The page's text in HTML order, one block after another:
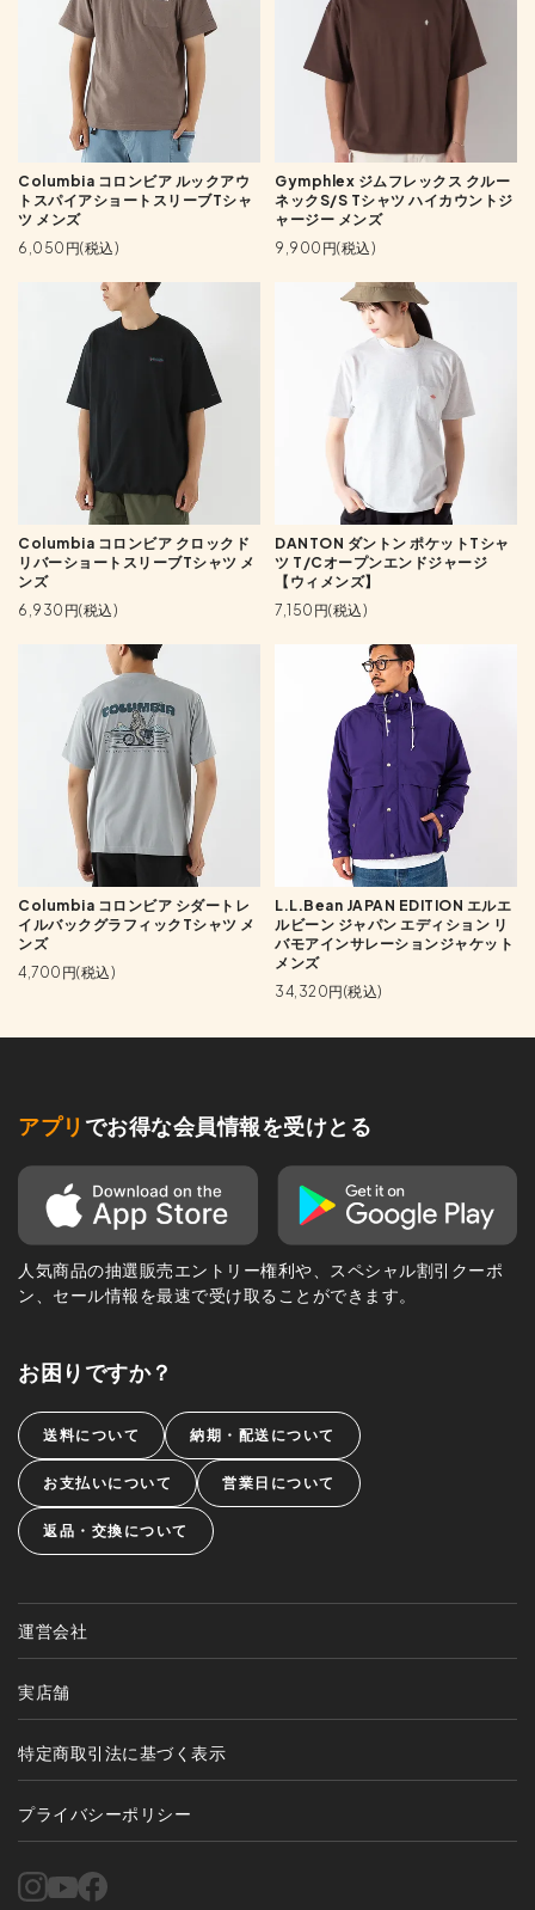
Columbia コロンビア ルックアウ
トスパイアショートスリーブTシャ
ツ メンズ
6,050円(税込)
Gymphlex ジムフレックス クルー
ネックS/S Tシャツ ハイカウントジ
ャージー メンズ
9,900円(税込)
Columbia コロンビア クロックド
リバーショートスリーブTシャツ メ
ンズ
6,930円(税込)
DANTON ダントン ポケットTシャ
ツ T/Cオープンエンドジャージ
【ウィメンズ】
7,150円(税込)
Columbia コロンビア シダートレ
イルバックグラフィックTシャツ メ
ンズ
4,700円(税込)
L.L.Bean JAPAN EDITION エルエ
ルビーン ジャパン エディション リ
バモアインサレーションジャケット
メンズ
34,320円(税込)
アプリ でお得な会員情報を受けとる
人気商品の抽選販売エントリー権利や、スペシャル割引クーポ
ン、セール情報を最速で受け取ることができます。
お困りですか？
送料について 納期・配送について
お支払いについて 営業日について
返品・交換について
運営会社
実店舗
特定商取引法に基づく表示
プライバシーポリシー